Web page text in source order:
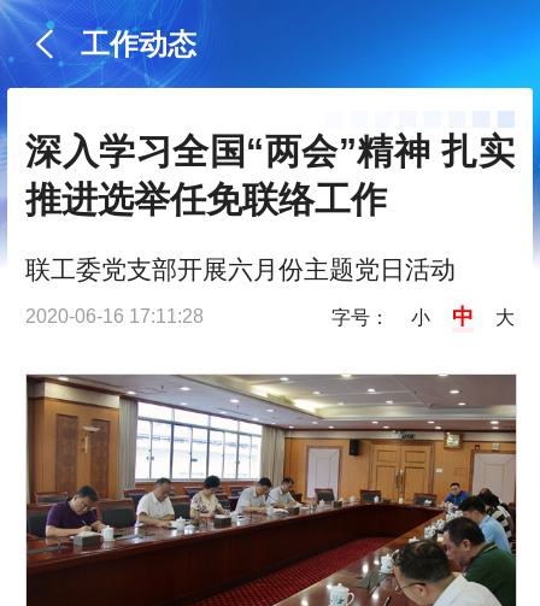
工作动态
深入学习全国“两会”精神 扎实
推进选举任免联络工作
联工委党支部开展六月份主题党日活动
2020-06-16 17:11:28 字号： 小 中 大